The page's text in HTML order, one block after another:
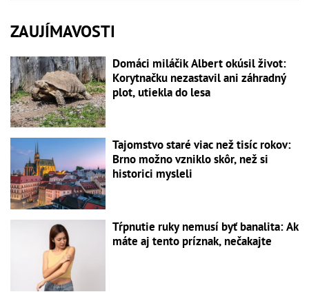
ZAUJÍMAVOSTI
Domáci miláčik Albert okúsil život:
Korytnačku nezastavil ani záhradný
plot, utiekla do lesa
Tajomstvo staré viac než tisíc rokov:
Brno možno vzniklo skôr, než si
historici mysleli
Tŕpnutie ruky nemusí byť banalita: Ak
máte aj tento príznak, nečakajte